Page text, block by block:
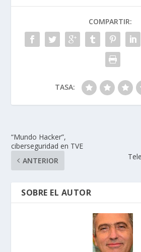
o
o
k
dI
n
A
p
p
ar
ti
r
COMPARTIR:
TASA:
“Mundo Hacker”,
ciberseguridad en TVE
ANTERIOR
SOBRE EL AUTOR